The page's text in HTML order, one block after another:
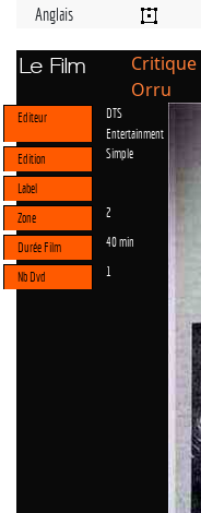
Anglais
Le Film
Orru
Editeur
DTS
Entertainment
Edition
Simple
Label
Zone
2
Durée Film 40 min
Nb Dvd 1